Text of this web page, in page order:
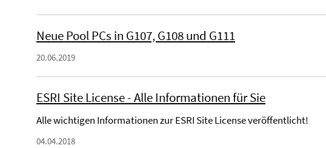
Neue Pool PCs in G107, G108 und G111
20.06.2019
ESRI Site License - Alle Informationen für Sie
Alle wichtigen Informationen zur ESRI Site License veröffentlicht!
04.04.2018